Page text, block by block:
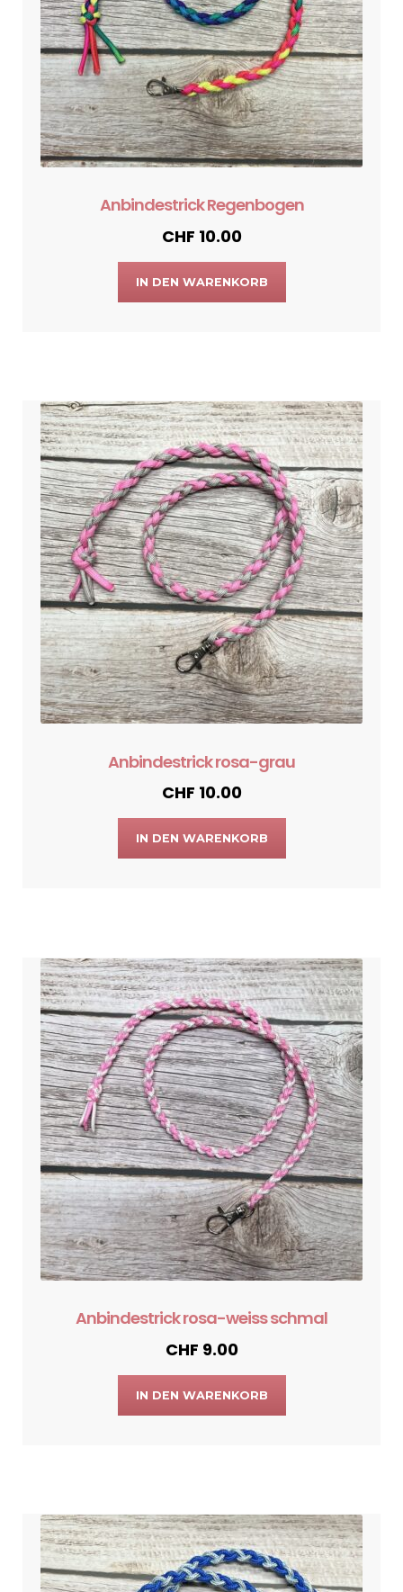
Anbindestrick Regenbogen
CHF 10.00
IN DEN WARENKORB
Anbindestrick rosa-grau
CHF 10.00
IN DEN WARENKORB
Anbindestrick rosa-weiss schmal
CHF 9.00
IN DEN WARENKORB